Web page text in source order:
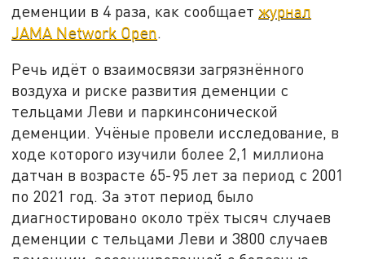
деменции в 4 раза, как сообщает журнал
JAMA Network Open.
Речь идёт о взаимосвязи загрязнённого
воздуха и риске развития деменции с
тельцами Леви и паркинсонической
деменции. Учёные провели исследование, в
ходе которого изучили более 2,1 миллиона
датчан в возрасте 65-95 лет за период с 2001
по 2021 год. За этот период было
диагностировано около трёх тысяч случаев
деменции с тельцами Леви и 3800 случаев